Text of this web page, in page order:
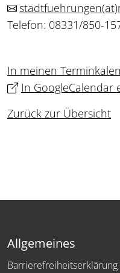
stadtfuehrungen(at)
Telefon: 08331/850-
In meinen
In GoogleCalendar
Zurück zur Übersicht
Allgemeines
Barrierefreiheitserklärung